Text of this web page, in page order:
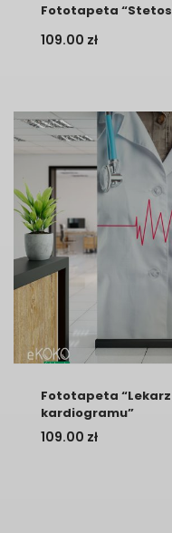
Fototapeta
109.00 zł
Fototapeta
kardiogramu”
109.00 zł